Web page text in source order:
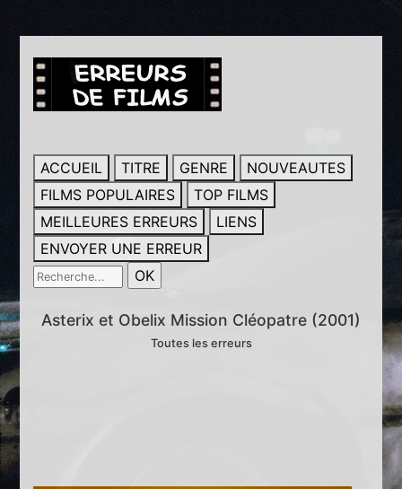
ACCUEIL TITRE GENRE
NOUVEAUTES
FILMS POPULAIRES
TOP FILMS
MEILLEURES ERREURS
LIENS
ENVOYER UNE ERREUR
Asterix et Obelix Mission Cléopatre (2001)
Toutes les erreurs